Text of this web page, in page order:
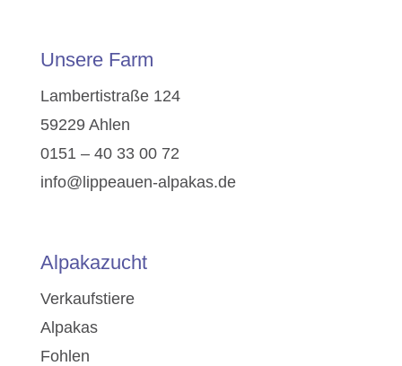
Unsere Farm
Lambertistraße 124
59229 Ahlen
0151 – 40 33 00 72
info@lippeauen-alpakas.de
Alpakazucht
Verkaufstiere
Alpakas
Fohlen